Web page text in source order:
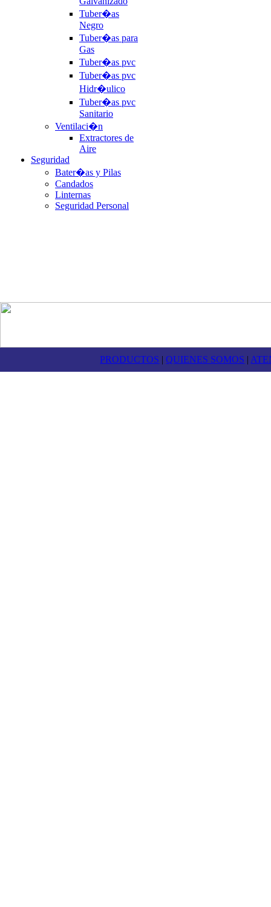
Tuber�as
Negro
Tuber�as para
Gas
Tuber�as pvc
Tuber�as pvc
Hidr�ulico
Tuber�as pvc
Sanitario
Ventilaci�n
Extractores de
Aire
Seguridad
Bater�as y Pilas
Candados
Linternas
Seguridad Personal
PRODUCTOS |QUIENES SOMOS |